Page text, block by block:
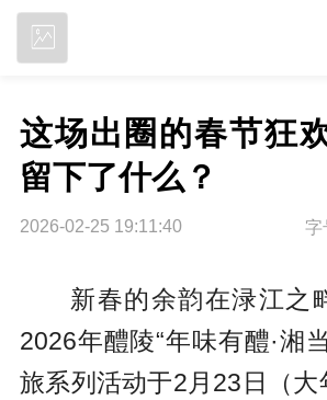
这场出圈的春节狂
留下了什么？
2026-02-25 19:11:40 字
新春的余韵在渌江之
2026年醴陵“年味有醴·湘
旅系列活动于2月23日（大